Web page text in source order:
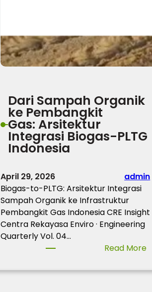
Dari Sampah Organik
ke Pembangkit
Gas: Arsitektur
Integrasi Biogas-PLTG
Indonesia
April 29, 2026
admin
Biogas-to-PLTG: Arsitektur Integrasi
Sampah Organik ke Infrastruktur
Pembangkit Gas Indonesia CRE Insight
Centra Rekayasa Enviro · Engineering
Quarterly Vol. 04…
Read More:
a